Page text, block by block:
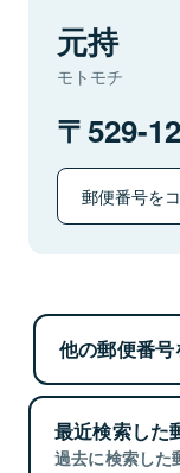
元持
モトモチ
529-
郵便番号を
他の郵便番
最近検索した
過去に検索した